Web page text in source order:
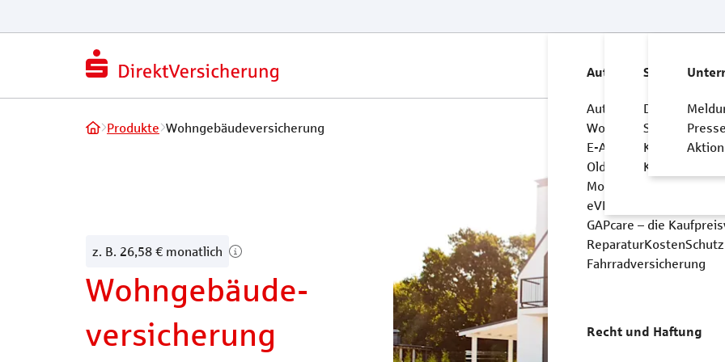
Produkte
Auto und Mobilität
Autoversicherung
Wohnwagen- und
E-Autoversicherung
Oldtimer- und
Motorradversicherung
eVB-Nummer
GAPcare – die
ReparaturKostenSchutz
Fahrradversicherung
Recht und Haftung
Service
Service
Dokumente &
Schaden
Kunden
Kundendaten
Unternehmen
Produkte Wohngebäudeversicherung
z. B. 26,58 € monatlich
Wohngebäude­
versicherung